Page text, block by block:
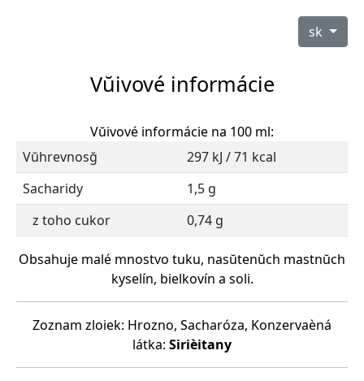
sk
Vŭivové informácie
Vŭivové informácie na 100 ml:
Vŭhrevnosğ
297 kJ / 71 kcal
Sacharidy
1,5 g
z toho cukor
0,74 g
Obsahuje malé mnostvo tuku, nasŭtenŭch mastnŭch
kyselín, bielkovín a soli.
Zoznam zloiek: Hrozno, Sacharóza, Konzervaèná
látka: Sirièitany